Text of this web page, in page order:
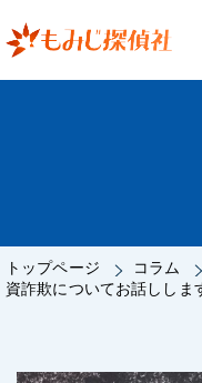
トップページ コラム
資詐欺についてお話ししま